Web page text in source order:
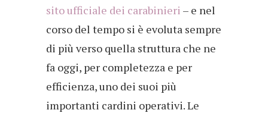
sito ufficiale dei carabinieri – e nel
corso del tempo si è evoluta sempre
di più verso quella struttura che ne
fa oggi, per completezza e per
efficienza, uno dei suoi più
importanti cardini operativi. Le